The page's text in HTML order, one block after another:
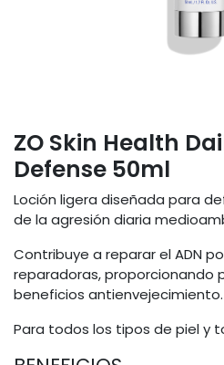
ZO Skin Health
Defense 50ml
Loción ligera diseñada para
de la agresión diaria
Contribuye a reparar el ADN
reparadoras, proporcionando
beneficios antienvejecimiento.
Para todos los tipos de piel y